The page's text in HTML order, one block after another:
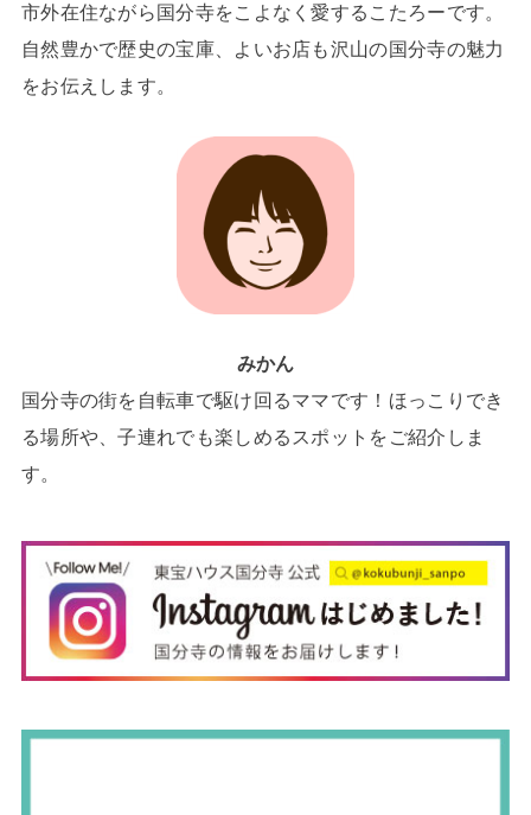
市外在住ながら国分寺をこよなく愛するこたろーです。
自然豊かで歴史の宝庫、よいお店も沢山の国分寺の魅力
をお伝えします。
みかん
国分寺の街を自転車で駆け回るママです！ほっこりでき
る場所や、子連れでも楽しめるスポットをご紹介しま
す。